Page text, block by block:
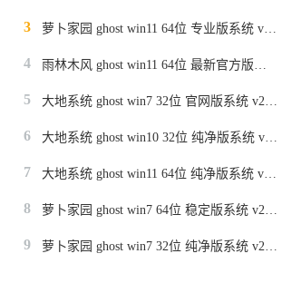
3
4
5
6
7
8
9